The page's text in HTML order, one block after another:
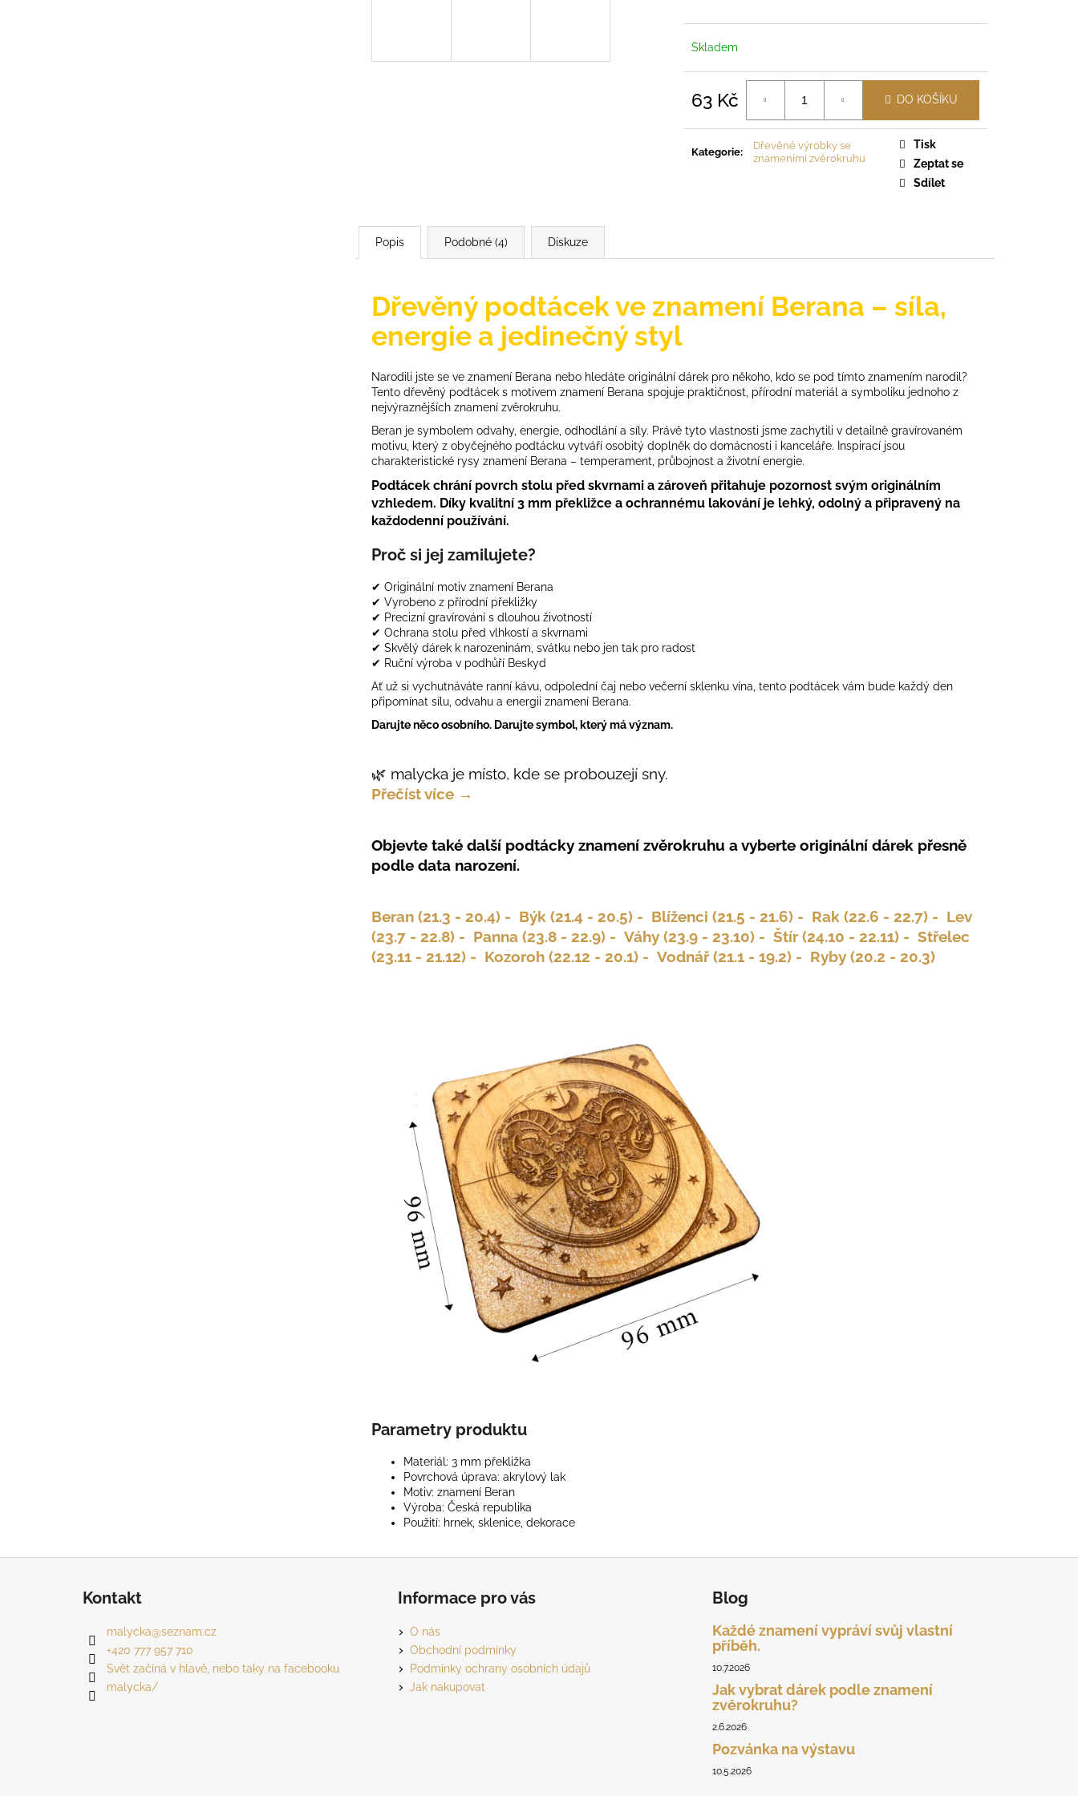
Skladem
63 Kč
cena:
DO KOŠÍKU
Kategorie:
Dřevěné výrobky se
znameními zvěrokruhu
Tisk
Zeptat se
Sdílet
Popis Podobné (4) Diskuze
Dřevěný podtácek ve znamení Berana – síla,
energie a jedinečný styl
Narodili jste se ve znamení Berana nebo hledáte originální dárek pro někoho, kdo se pod tímto znamením narodil?
Tento dřevěný podtácek s motivem znamení Berana spojuje praktičnost, přírodní materiál a symboliku jednoho z
nejvýraznějších znamení zvěrokruhu.
Beran je symbolem odvahy, energie, odhodlání a síly. Právě tyto vlastnosti jsme zachytili v detailně gravírovaném
motivu, který z obyčejného podtácku vytváří osobitý doplněk do domácnosti i kanceláře. Inspirací jsou
charakteristické rysy znamení Berana – temperament, průbojnost a životní energie.
Podtácek chrání povrch stolu před skvrnami a zároveň přitahuje pozornost svým originálním
vzhledem. Díky kvalitní 3 mm překližce a ochrannému lakování je lehký, odolný a připravený na
každodenní používání.
Proč si jej zamilujete?
✔ Originální motiv znamení Berana
✔ Vyrobeno z přírodní překližky
✔ Precizní gravírování s dlouhou životností
✔ Ochrana stolu před vlhkostí a skvrnami
✔ Skvělý dárek k narozeninám, svátku nebo jen tak pro radost
✔ Ruční výroba v podhůří Beskyd
Ať už si vychutnáváte ranní kávu, odpolední čaj nebo večerní sklenku vína, tento podtácek vám bude každý den
připomínat sílu, odvahu a energii znamení Berana.
Darujte něco osobního. Darujte symbol, který má význam.
🌿 malycka je místo, kde se probouzejí sny.
Přečíst více →
Objevte také další podtácky znamení zvěrokruhu a vyberte originální dárek přesně
podle data narození.
Beran (21.3 - 20.4) - Býk (21.4 - 20.5) - Blíženci (21.5 - 21.6) - Rak (22.6 - 22.7) - Lev
(23.7 - 22.8) - Panna (23.8 - 22.9) - Váhy (23.9 - 23.10) - Štír (24.10 - 22.11) - Střelec
(23.11 - 21.12) - Kozoroh (22.12 - 20.1) - Vodnář (21.1 - 19.2) - Ryby (20.2 - 20.3)
Parametry produktu
Materiál: 3 mm překližka
Povrchová úprava: akrylový lak
Motiv: znamení Beran
Výroba: Česká republika
Použití: hrnek, sklenice, dekorace
Kontakt
malycka@seznam.cz
+420 777 957 710
Svět začíná v hlavě, nebo taky na facebooku
malycka/
Informace pro vás
O nás
Obchodní podmínky
Podmínky ochrany osobních údajů
Jak nakupovat
Blog
Každé znamení vypráví svůj vlastní
příběh.
10.7.2026
Jak vybrat dárek podle znamení
zvěrokruhu?
2.6.2026
Pozvánka na výstavu
10.5.2026